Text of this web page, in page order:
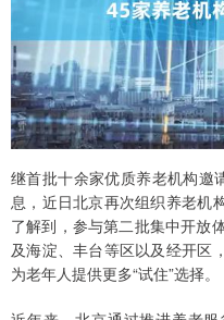
继首批十余家优质养老机构邀
息，近日北京再次组织养老机
了解到，参与第二批集中开放
及海淀、丰台等区以及经开区
为老年人提供更多“试住”选择。